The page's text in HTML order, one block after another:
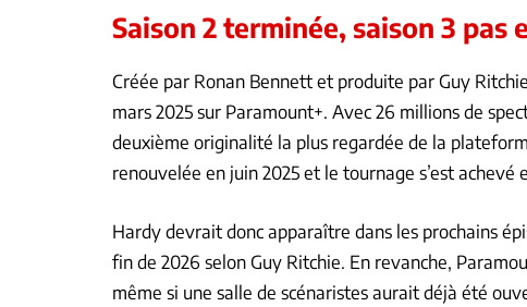
Saison 2 terminée, saison 3 pas
Créée par Ronan Bennett et produite par Guy
mars 2025 sur Paramount+. Avec 26 millions de
deuxième originalité la plus regardée de la
renouvelée en juin 2025 et le tournage s’est achevé
Hardy devrait donc apparaître dans les prochains
fin de 2026 selon Guy Ritchie. En revanche,
même si une salle de scénaristes aurait déjà été